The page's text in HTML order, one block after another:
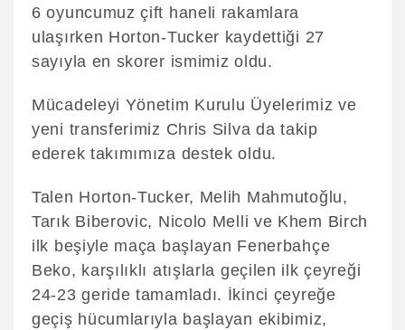
6 oyuncumuz çift haneli rakamlara
ulaşırken Horton-Tucker kaydettiği 27
sayıyla en skorer ismimiz oldu.
Mücadeleyi Yönetim Kurulu Üyelerimiz ve
yeni transferimiz Chris Silva da takip
ederek takımımıza destek oldu.
Talen Horton-Tucker, Melih Mahmutoğlu,
Tarık Biberovic, Nicolo Melli ve Khem Birch
ilk beşiyle maça başlayan Fenerbahçe
Beko, karşılıklı atışlarla geçilen ilk çeyreği
24-23 geride tamamladı. İkinci çeyreğe
geçiş hücumlarıyla başlayan ekibimiz,